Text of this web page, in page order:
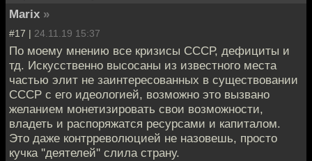
Marix »
#17 | 24.11.19 15:37
По моему мнению все кризисы СССР, дефициты и
тд. Искусственно высосаны из известного места
частью элит не заинтересованных в существовании
СССР с его идеологией, возможно это вызвано
желанием монетизировать свои возможности,
владеть и распоряжатся ресурсами и капиталом.
Это даже контрреволюцией не назовешь, просто
кучка ''деятелей'' слила страну.